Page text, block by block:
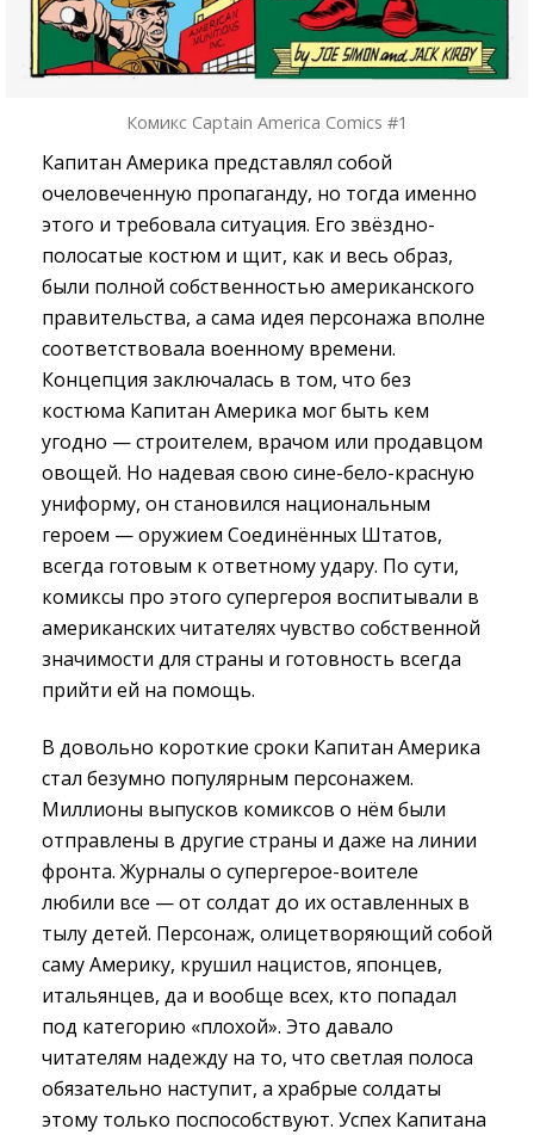
Комикс Captain America Comics #1
Капитан Америка представлял собой
очеловеченную пропаганду, но тогда именно
этого и требовала ситуация. Его звёздно-
полосатые костюм и щит, как и весь образ,
были полной собственностью американского
правительства, а сама идея персонажа вполне
соответствовала военному времени.
Концепция заключалась в том, что без
костюма Капитан Америка мог быть кем
угодно — строителем, врачом или продавцом
овощей. Но надевая свою сине-бело-красную
униформу, он становился национальным
героем — оружием Соединённых Штатов,
всегда готовым к ответному удару. По сути,
комиксы про этого супергероя воспитывали в
американских читателях чувство собственной
значимости для страны и готовность всегда
прийти ей на помощь.
В довольно короткие сроки Капитан Америка
стал безумно популярным персонажем.
Миллионы выпусков комиксов о нём были
отправлены в другие страны и даже на линии
фронта. Журналы о супергерое-воителе
любили все — от солдат до их оставленных в
тылу детей. Персонаж, олицетворяющий собой
саму Америку, крушил нацистов, японцев,
итальянцев, да и вообще всех, кто попадал
под категорию «плохой». Это давало
читателям надежду на то, что светлая полоса
обязательно наступит, а храбрые солдаты
этому только поспособствуют. Успех Капитана